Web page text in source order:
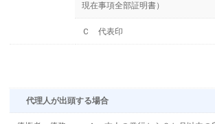
現在事項全部証明書）
Ｃ 代表印
代理人が出頭する場合